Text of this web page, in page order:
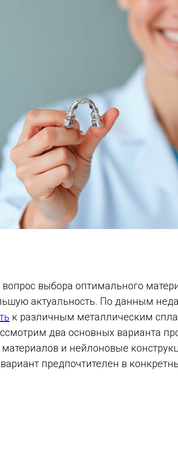
выбора оптимального
актуальность. По данным
к различным металлическим
два основных варианта
и нейлоновые
предпочтителен в